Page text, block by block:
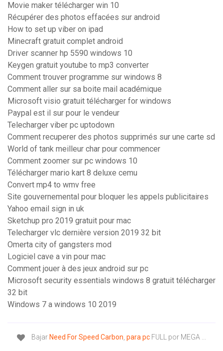
Movie maker télécharger win 10
Récupérer des photos effacées sur android
How to set up viber on ipad
Minecraft gratuit complet android
Driver scanner hp 5590 windows 10
Keygen gratuit youtube to mp3 converter
Comment trouver programme sur windows 8
Comment aller sur sa boite mail académique
Microsoft visio gratuit télécharger for windows
Paypal est il sur pour le vendeur
Telecharger viber pc uptodown
Comment recuperer des photos supprimés sur une carte sd
World of tank meilleur char pour commencer
Comment zoomer sur pc windows 10
Télécharger mario kart 8 deluxe cemu
Convert mp4 to wmv free
Site gouvernemental pour bloquer les appels publicitaires
Yahoo email sign in uk
Sketchup pro 2019 gratuit pour mac
Telecharger vlc dernière version 2019 32 bit
Omerta city of gangsters mod
Logiciel cave a vin pour mac
Comment jouer à des jeux android sur pc
Microsoft security essentials windows 8 gratuit télécharger
32 bit
Windows 7 a windows 10 2019
Bajar Need For Speed Carbon, parapc FULL por MEGA ...